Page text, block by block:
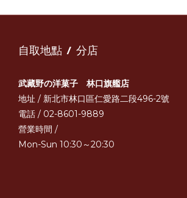
自取地點 / 分店
武藏野の洋菓子 林口旗艦店
地址 / 新北市林口區仁愛路二段496-2號
電話 / 02-8601-9889
營業時間 /
Mon-Sun 10:30～20:30